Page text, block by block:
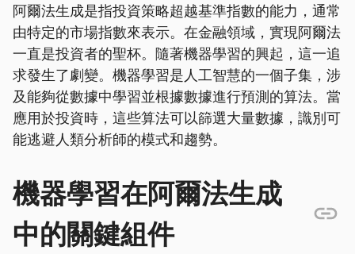
阿爾法生成是指投資策略超越基準指數的能力，通常
由特定的市場指數來表示。在金融領域，實現阿爾法
一直是投資者的聖杯。隨著機器學習的興起，這一追
求發生了劇變。機器學習是人工智慧的一個子集，涉
及能夠從數據中學習並根據數據進行預測的算法。當
應用於投資時，這些算法可以篩選大量數據，識別可
能逃避人類分析師的模式和趨勢。
機器學習在阿爾法生成
中的關鍵組件